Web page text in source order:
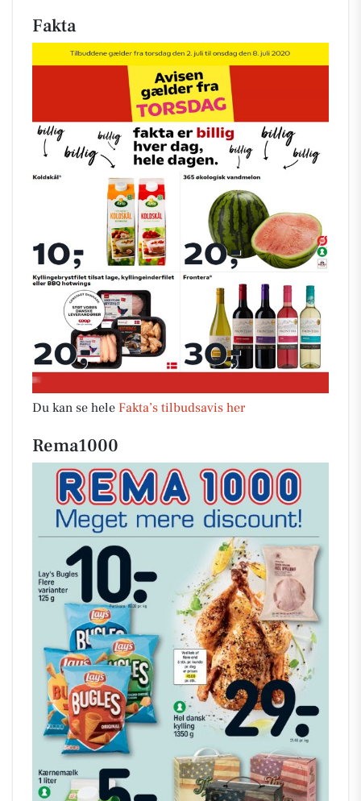
Fakta
Du kan se hele Fakta’s tilbudsavis her
Rema1000